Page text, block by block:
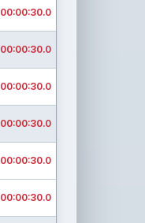
00:00:30.0
00:00:30.0
00:00:30.0
00:00:30.0
00:00:30.0
00:00:30.0